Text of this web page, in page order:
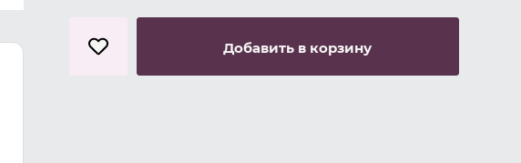
Добавить в корзину